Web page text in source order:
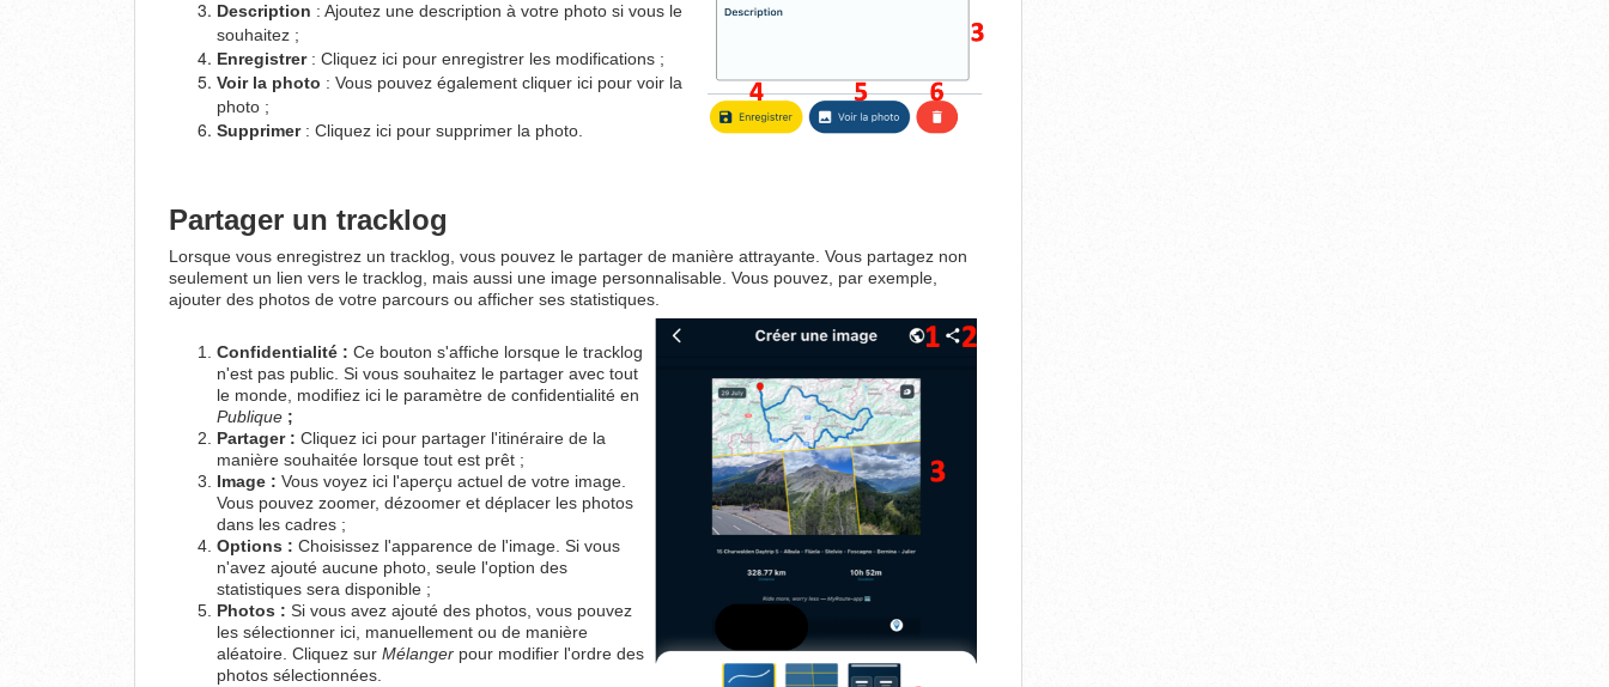
Description : Ajoutez une description à votre photo si vous le
souhaitez ;
Enregistrer: Cliquez ici pour enregistrer les modifications ;
Voir la photo : Vous pouvez également cliquer ici pour voir la
photo ;
Supprimer: Cliquez ici pour supprimer la photo.
Partager un tracklog
Lorsque vous enregistrez un tracklog, vous pouvez le partager de manière attrayante. Vous partagez non
seulement un lien vers le tracklog, mais aussi une image personnalisable. Vous pouvez, par exemple,
ajouter des photos de votre parcours ou afficher ses statistiques.
Confidentialité : Ce bouton s'affiche lorsque le tracklog
n'est pas public. Si vous souhaitez le partager avec tout
le monde, modifiez ici le paramètre de confidentialité en
Publique ;
Partager : Cliquez ici pour partager l'itinéraire de la
manière souhaitée lorsque tout est prêt ;
Image : Vous voyez ici l'aperçu actuel de votre image.
Vous pouvez zoomer, dézoomer et déplacer les photos
dans les cadres ;
Options : Choisissez l'apparence de l'image. Si vous
n'avez ajouté aucune photo, seule l'option des
statistiques sera disponible ;
Photos : Si vous avez ajouté des photos, vous pouvez
les sélectionner ici, manuellement ou de manière
aléatoire. Cliquez sur Mélanger pour modifier l'ordre des
photos sélectionnées.